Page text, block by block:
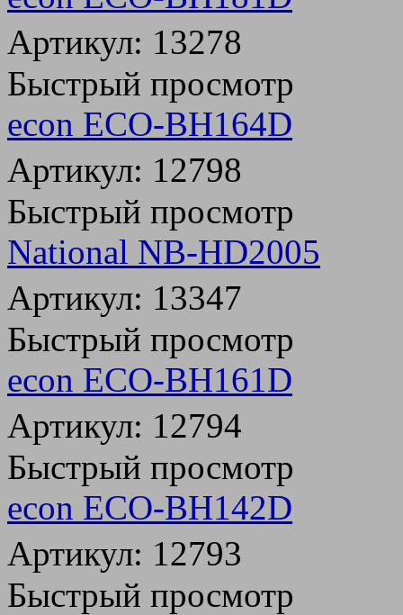
Артикул: 13278
Быстрый просмотр
econ ECO-BH164D
Артикул: 12798
Быстрый просмотр
National NB-HD2005
Артикул: 13347
Быстрый просмотр
econ ECO-BH161D
Артикул: 12794
Быстрый просмотр
econ ECO-BH142D
Артикул: 12793
Быстрый просмотр